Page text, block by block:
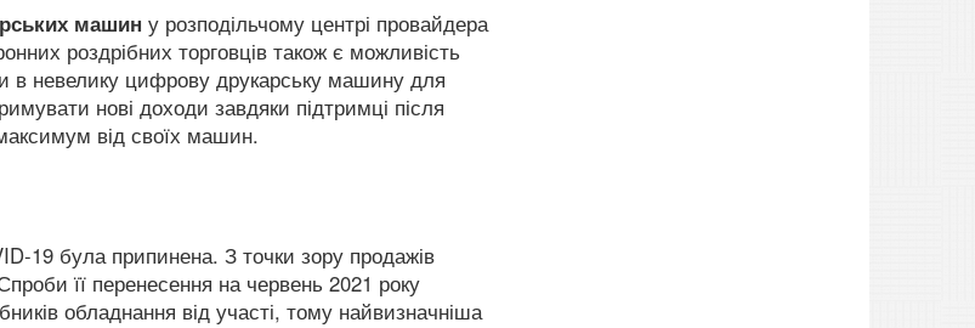
машин у розподільчому центрі провайдера
роздрібних торговців також є можливість
в невелику цифрову друкарську машину для
нові доходи завдяки підтримці після
від своїх машин.
19 була припинена. З точки зору продажів
її перенесення на червень 2021 року
обладнання від участі, тому найвизначніша